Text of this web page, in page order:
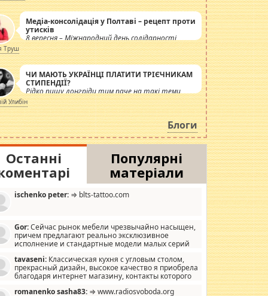
Медіа-консолідація у Полтаві – рецепт проти
утисків
8 вересня – Міжнародний день солідарності
журналістів.
Труш
ЧИ МАЮТЬ УКРАЇНЦІ ПЛАТИТИ ТРІЄЧНИКАМ
СТИПЕНДІЇ?
Рідко пишу лонгріди тим паче на такі теми,
але вже просто дістало! Обурюють сьогоднішні
інсенуації навколо стипендіального питання.
Штучно роздувається ще одна соціальна
катастрофа.
Улибін
Блоги
Останні
Популярні
матеріали
ischenko peter: ⇒ blts-tattoo.com
Gor:Сейчас рынок мебели чрезвычайно насыщен,
причем предлагают реально эксклюзивное
исполнение и стандартные модели малых серий
мало походит на стандартные формы, в MebelOk,
и что главное - со вкусом все в порядке,
ненужных наворотов удорожающих мебель, а это не
tavaseni: Классическая кухня с угловым столом,
прекрасный дизайн, высокое качество я приобрела
благодаря интернет магазину, контакты которого
romanenko sasha83: ⇒ www.radiosvoboda.org